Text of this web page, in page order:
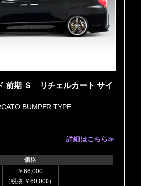
前期 Ｓ リチェルカート サイ
BUMPER TYPE
詳細はこちら≫
価格
￥66,000
（税抜 ￥60,000）